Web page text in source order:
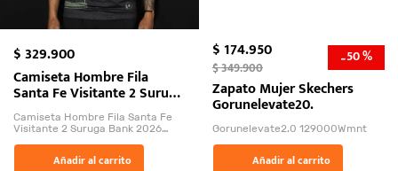
$329.900
Camiseta Hombre Fila
Santa Fe Visitante 2 Suruga
Bank 2026
Camiseta Hombre Fila Santa Fe
Visitante 2 Suruga Bank 2026
El Rugido del Sol Naciente:
“Primeros para la Et...
Añadir al carrito
$174.950
$349.900 -50 %
Zapato Mujer Skechers
Gorunelevate20.
Gorunelevate2.0 129000Wmnt
Añadir al carrito